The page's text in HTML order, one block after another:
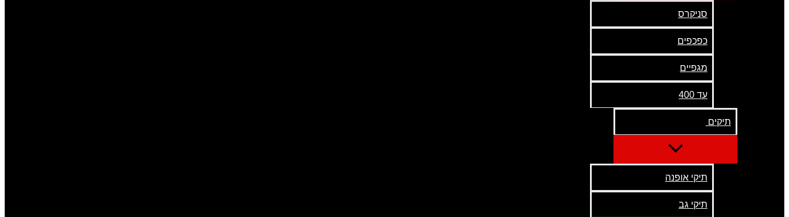
סניקרס
כפכפים
מגפיים
עד 400
תיקים
תיקי אופנה
תיקי גב